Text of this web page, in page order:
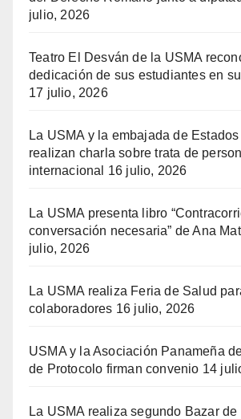
julio, 2026
Teatro El Desván de la USMA
dedicación de sus estudiantes en
17 julio, 2026
La USMA y la embajada de
realizan charla sobre trata de
internacional
16 julio, 2026
La USMA presenta libro
conversación necesaria” de Ana
julio, 2026
La USMA realiza Feria de Salud
colaboradores 16 julio, 2026
USMA y la Asociación Panameña
de Protocolo firman convenio 14
La USMA realiza segundo Bazar de